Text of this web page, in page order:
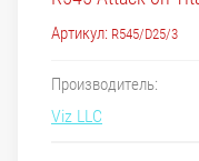
Артикул: R545/D25/3
Производитель:
Viz LLC